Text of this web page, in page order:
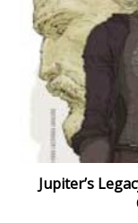
Jupiter’s